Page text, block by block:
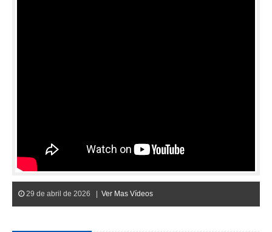
29 de abril de 2026 | Ver Mas Vídeos